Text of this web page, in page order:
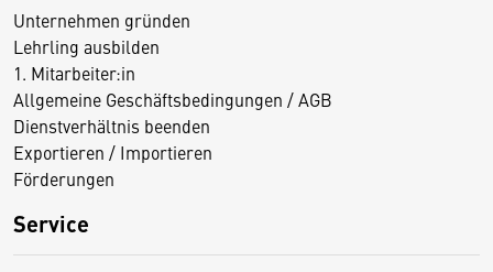
Unternehmen gründen
Lehrling ausbilden
1. Mitarbeiter:in
Allgemeine Geschäftsbedingungen / AGB
Dienstverhältnis beenden
Exportieren / Importieren
Förderungen
Service